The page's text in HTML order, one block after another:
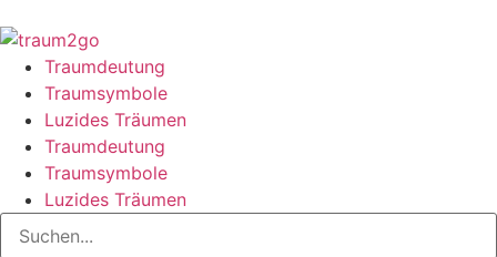
Traumdeutung
Traumsymbole
Luzides Träumen
Traumdeutung
Traumsymbole
Luzides Träumen